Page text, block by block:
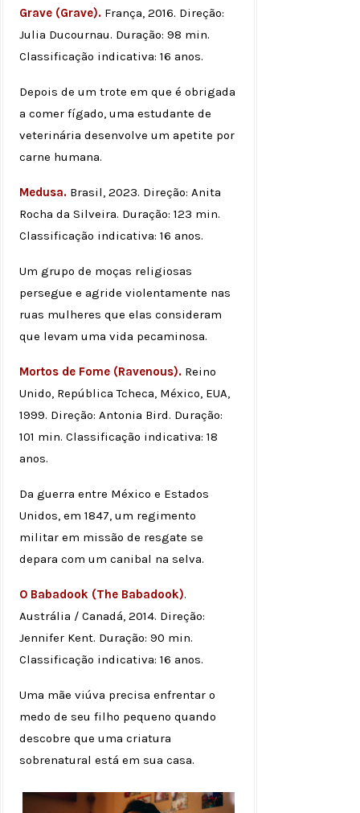
Grave (Grave). França, 2016. Direção:
Julia Ducournau. Duração: 98 min.
Classificação indicativa: 16 anos.
Depois de um trote em que é obrigada
a comer fígado, uma estudante de
veterinária desenvolve um apetite por
carne humana.
Medusa. Brasil, 2023. Direção: Anita
Rocha da Silveira. Duração: 123 min.
Classificação indicativa: 16 anos.
Um grupo de moças religiosas
persegue e agride violentamente nas
ruas mulheres que elas consideram
que levam uma vida pecaminosa.
Mortos de Fome (Ravenous). Reino
Unido, República Tcheca, México, EUA,
1999. Direção: Antonia Bird. Duração:
101 min. Classificação indicativa: 18
anos.
Da guerra entre México e Estados
Unidos, em 1847, um regimento
militar em missão de resgate se
depara com um canibal na selva.
O Babadook (The Babadook).
Austrália / Canadá, 2014. Direção:
Jennifer Kent. Duração: 90 min.
Classificação indicativa: 16 anos.
Uma mãe viúva precisa enfrentar o
medo de seu filho pequeno quando
descobre que uma criatura
sobrenatural está em sua casa.